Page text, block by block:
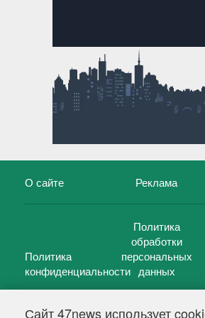
Сайт 47news использует
О сайте Реклама
Политика
конфиденциальности
Политика
обработки
персональных
данных